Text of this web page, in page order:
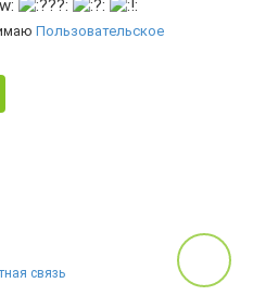
Пользовательское
связь